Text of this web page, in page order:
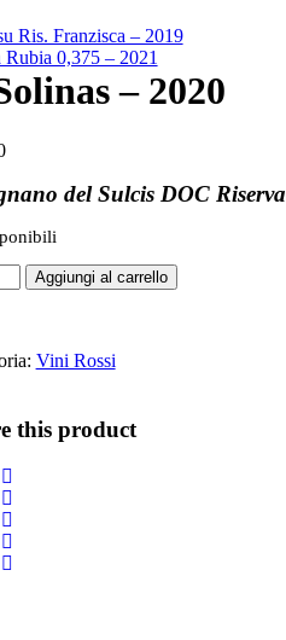
Ris. Franzisca – 2019
Rubia 0,375 – 2021
– 2020
del Sulcis DOC Riserva
Aggiungi al carrello
Vini Rossi
this product